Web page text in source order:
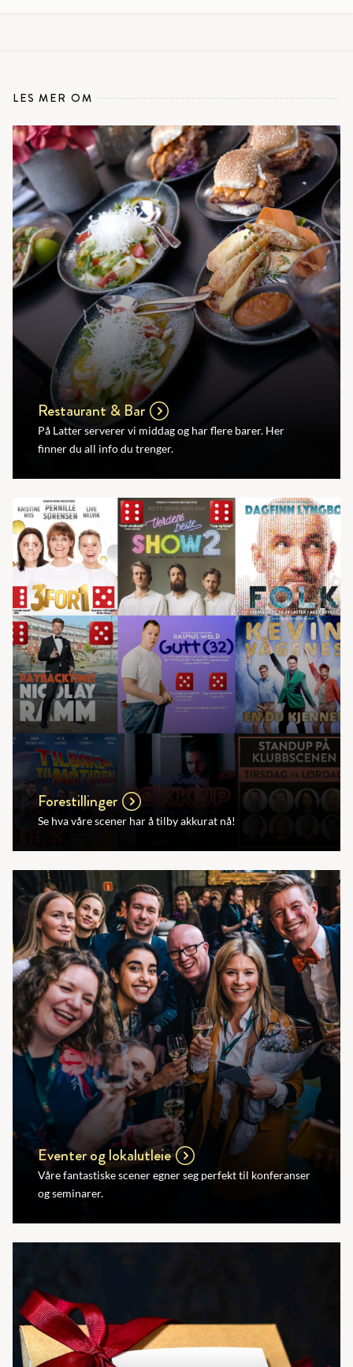
LES MER OM
Restaurant & Bar
På Latter serverer vi middag og har flere barer. Her
finner du all info du trenger.
Forestillinger
Se hva våre scener har å tilby akkurat nå!
Eventer og lokalutleie
Våre fantastiske scener egner seg perfekt til konferanser
og seminarer.